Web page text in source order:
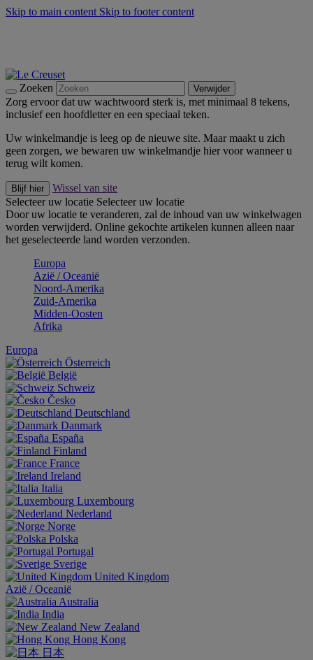
Skip to main content Skip to footer content
Zoeken Verwijder
Zorg ervoor dat uw wachtwoord sterk is, met minimaal 8 tekens,
inclusief een hoofdletter en een speciaal teken.
Uw winkelmandje is leeg op de nieuwe site. Maar maakt u zich
geen zorgen, we bewaren uw winkelmandje hier voor wanneer u
terug wilt komen.
Blijf hier
Wissel van site
Selecteer uw locatie Selecteer uw locatie
Door uw locatie te veranderen, zal de inhoud van uw winkelwagen
worden verwijderd. Online gekochte artikelen kunnen alleen naar
het geselecteerde land worden verzonden.
Europa
Aziё / Oceaniё
Noord-Amerika
Zuid-Amerika
Midden-Oosten
Afrika
Europa
Österreich
België
Schweiz
Česko
Deutschland
Danmark
España
Finland
France
Ireland
Italia
Luxembourg
Nederland
Norge
Polska
Portugal
Sverige
United Kingdom
Aziё / Oceaniё
Australia
India
New Zealand
Hong Kong
日本